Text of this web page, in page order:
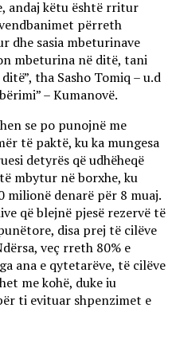
andaj këtu është rritur
përreth
dhe sasia mbeturinave
mbeturina në ditë, tani
tha Sasho Tomiq – u.d
– Kumanovë.
se po punojnë me
të paktë, ku ka mungesa
detyrës që udhëheqë
mbytur në borxhe, ku
milionë denarë për 8 muaj.
që blejnë pjesë rezervë të
disa prej të cilëve
veç rreth 80% e
ana e qytetarëve, të cilëve
me kohë, duke iu
ti evituar shpenzimet e